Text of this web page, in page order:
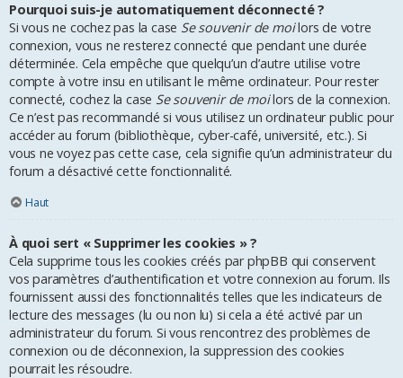
Pourquoi suis-je automatiquement déconnecté ?
Si vous ne cochez pas la case Se souvenir de moilors de votre
connexion, vous ne resterez connecté que pendant une durée
déterminée. Cela empêche que quelqu’un d’autre utilise votre
compte à votre insu en utilisant le même ordinateur. Pour rester
connecté, cochez la case Se souvenir de moilors de la connexion.
Ce n’est pas recommandé si vous utilisez un ordinateur public pour
accéder au forum (bibliothèque, cyber-café, université, etc.). Si
vous ne voyez pas cette case, cela signifie qu’un administrateur du
forum a désactivé cette fonctionnalité.
Haut
À quoi sert « Supprimer les cookies » ?
Cela supprime tous les cookies créés par phpBB qui conservent
vos paramètres d’authentification et votre connexion au forum. Ils
fournissent aussi des fonctionnalités telles que les indicateurs de
lecture des messages (lu ou non lu) si cela a été activé par un
administrateur du forum. Si vous rencontrez des problèmes de
connexion ou de déconnexion, la suppression des cookies
pourrait les résoudre.